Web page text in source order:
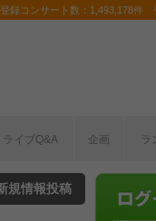
録コンサート数：1,493,178件
ライブQ&A 企画
規情報投稿